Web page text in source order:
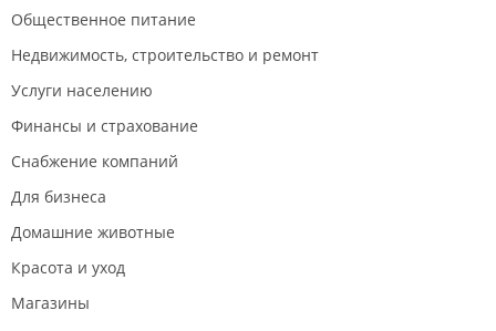
Общественное питание
Недвижимость, строительство и ремонт
Услуги населению
Финансы и страхование
Снабжение компаний
Для бизнеса
Домашние животные
Красота и уход
Магазины